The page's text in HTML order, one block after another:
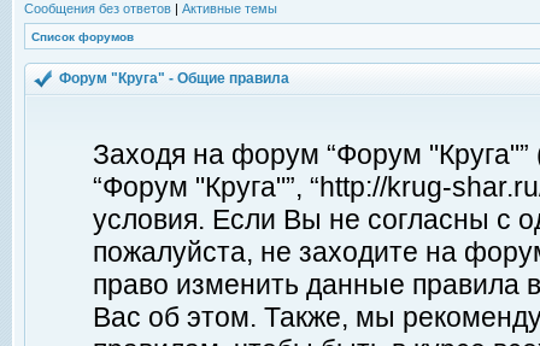
Сообщения без ответов | Активные темы
Список форумов
Форум "Круга" - Общие правила
Заходя на форум “Форум
“Форум "Круга"”, “http://krug-
условия. Если Вы не согласны с
пожалуйста, не заходите на
право изменить данные правила
Вас об этом. Также, мы